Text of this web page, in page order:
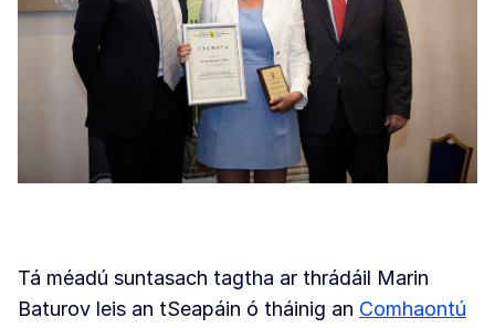
Tá méadú suntasach tagtha ar thrádáil Marin
Baturov leis an tSeapáin ó tháinig an Comhaontú